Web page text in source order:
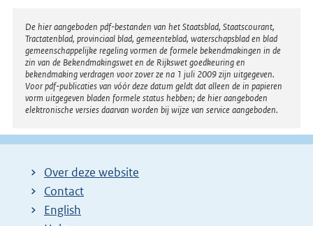
Disclaimer
De hier aangeboden pdf-bestanden van het Staatsblad, Staatscourant,
Tractatenblad, provinciaal blad, gemeenteblad, waterschapsblad en blad
gemeenschappelijke regeling vormen de formele bekendmakingen in de
zin van de Bekendmakingswet en de Rijkswet goedkeuring en
bekendmaking verdragen voor zover ze na 1 juli 2009 zijn uitgegeven.
Voor pdf-publicaties van vóór deze datum geldt dat alleen de in papieren
vorm uitgegeven bladen formele status hebben; de hier aangeboden
elektronische versies daarvan worden bij wijze van service aangeboden.
Over deze website
Contact
English